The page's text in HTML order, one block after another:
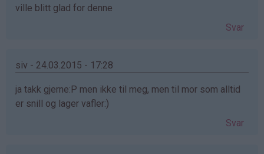
ville blitt glad for denne
Svar
siv - 24.03.2015 - 17:28
ja takk gjerne:P men ikke til meg, men til mor som alltid
er snill og lager vafler:)
Svar